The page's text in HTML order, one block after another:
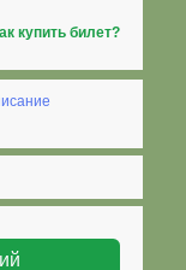
купить билет?